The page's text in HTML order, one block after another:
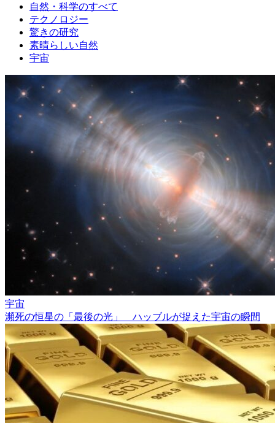
自然・科学のすべて
テクノロジー
驚きの研究
素晴らしい自然
宇宙
宇宙
瀕死の恒星の「最後の光」 ハッブルが捉えた宇宙の瞬間